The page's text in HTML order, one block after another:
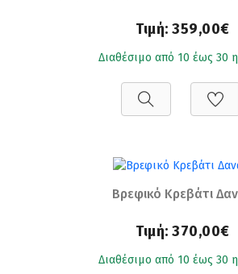
Τιμή:359,00€
Διαθέσιμο από 10 έως 30
Βρεφικό Κρεβάτι
Τιμή:370,00€
Διαθέσιμο από 10 έως 30